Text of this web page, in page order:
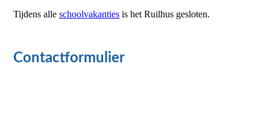
Tijdens alleschoolvakanties is het Ruilhus gesloten.
Contactformulier